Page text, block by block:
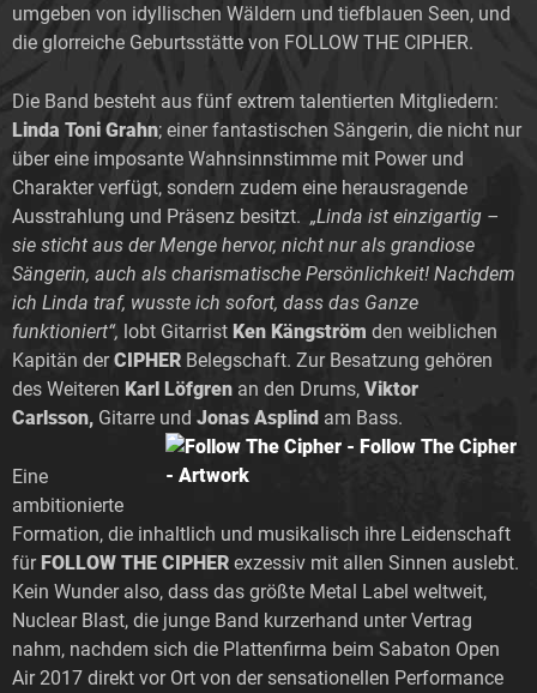
umgeben von idyllischen Wäldern und tiefblauen Seen, und
die glorreiche Geburtsstätte von FOLLOW THE CIPHER.
Die Band besteht aus fünf extrem talentierten Mitgliedern:
Linda Toni Grahn; einer fantastischen Sängerin, die nicht nur
über eine imposante Wahnsinnstimme mit Power und
Charakter verfügt, sondern zudem eine herausragende
Ausstrahlung und Präsenz besitzt. „Linda ist einzigartig –
sie sticht aus der Menge hervor, nicht nur als grandiose
Sängerin, auch als charismatische Persönlichkeit! Nachdem
ich Linda traf, wusste ich sofort, dass das Ganze
funktioniert“, lobt Gitarrist Ken Kängström den weiblichen
Kapitän derCIPHER Belegschaft. Zur Besatzung gehören
des Weiteren Karl Löfgren an den Drums, Viktor
Carlsson, Gitarre und Jonas Asplind am Bass.
Eine
ambitionierte
Formation, die inhaltlich und musikalisch ihre Leidenschaft
für FOLLOW THE CIPHER exzessiv mit allen Sinnen auslebt.
Kein Wunder also, dass das größte Metal Label weltweit,
Nuclear Blast, die junge Band kurzerhand unter Vertrag
nahm, nachdem sich die Plattenfirma beim Sabaton Open
Air 2017 direkt vor Ort von der sensationellen Performance